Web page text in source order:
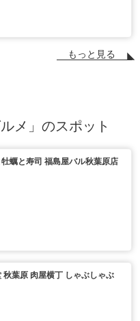
もっと見る
メ」のスポット
ビアガーデンと牡蠣と寿司 福島屋バル秋葉原店
秋葉原 肉屋横丁 しゃぶしゃぶ